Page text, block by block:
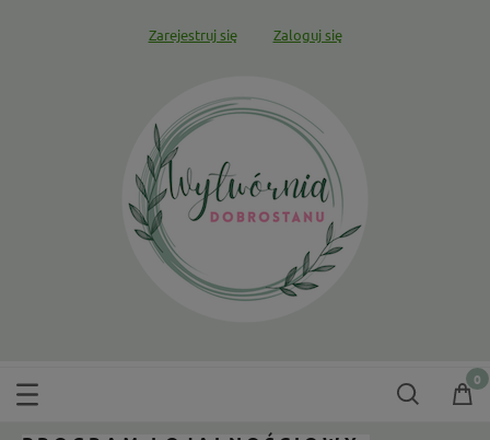
Zarejestruj się Zaloguj się